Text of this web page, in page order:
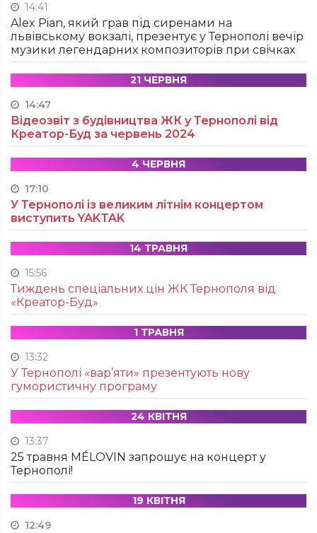
14:41
Alex Pian, який грав під сиренами на
львівському вокзалі, презентує у Тернополі вечір
музики легендарних композиторів при свічках
21 ЧЕРВНЯ
14:47
Відеозвіт з будівництва ЖК у Тернополі від
Креатор-Буд за червень 2024
4 ЧЕРВНЯ
17:10
У Тернополі із великим літнім концертом
виступить YAKTAK
14 ТРАВНЯ
15:56
Тиждень спеціальних цін ЖК Тернополя від
«Креатор-Буд»
1 ТРАВНЯ
13:32
У Тернополі «вар’яти» презентують нову
гумористичну програму
24 КВІТНЯ
13:37
25 травня MÉLOVIN запрошує на концерт у
Тернополі!
19 КВІТНЯ
12:49